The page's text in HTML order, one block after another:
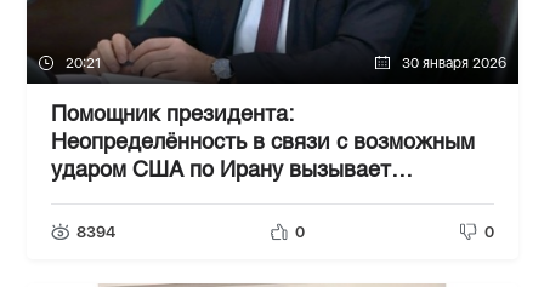
20:21 30 января 2026
Помощник президента:
Неопределённость в связи с возможным
ударом США по Ирану вызывает
обеспокоенность в Азербайджане
8394 0 0